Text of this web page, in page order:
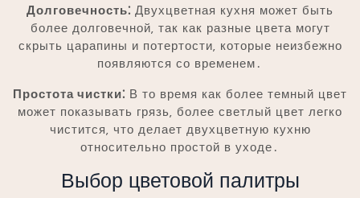
Долговечность⁚ Двухцветная кухня может быть
более долговечной‚ так как разные цвета могут
скрыть царапины и потертости‚ которые неизбежно
появляются со временем․
Простота чистки⁚ В то время как более темный цвет
может показывать грязь‚ более светлый цвет легко
чистится‚ что делает двухцветную кухню
относительно простой в уходе․
Выбор цветовой палитры